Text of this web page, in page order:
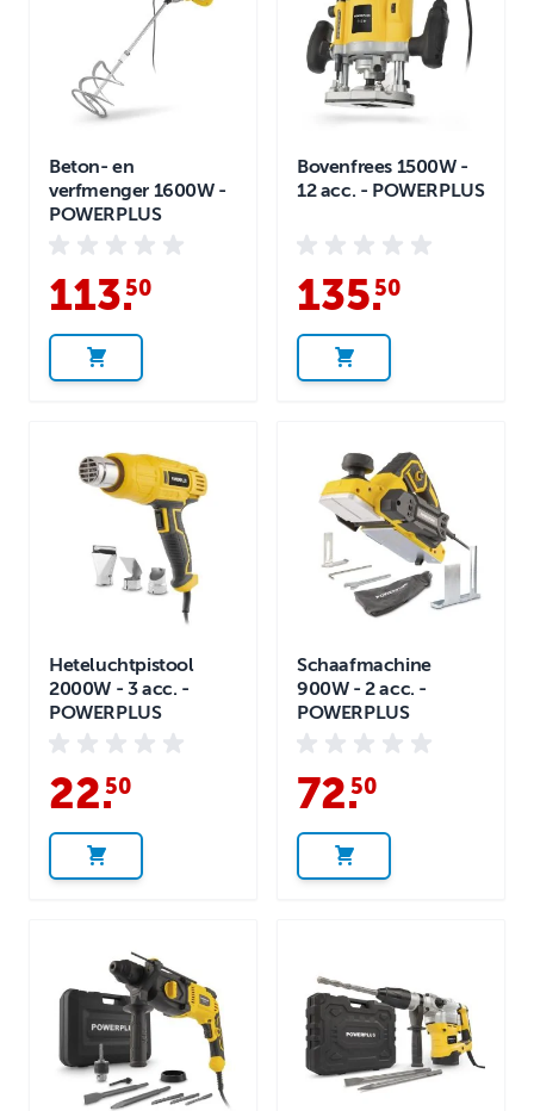
Beton- en
verfmenger 1600W -
POWERPLUS
113.
50
Bovenfrees 1500W -
12 acc. - POWERPLUS
135.
50
Heteluchtpistool
2000W - 3 acc. -
POWERPLUS
22.
50
Schaafmachine
900W - 2 acc. -
POWERPLUS
72.
50